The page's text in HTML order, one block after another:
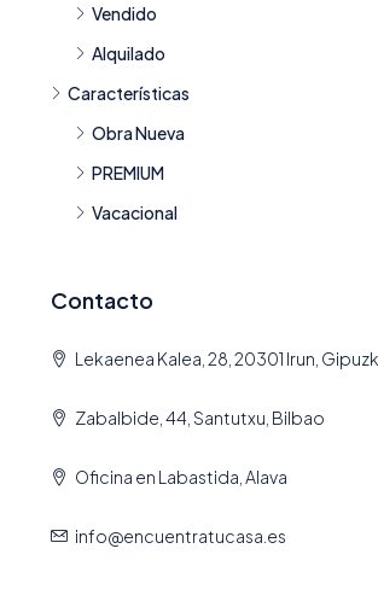
Vendido
Alquilado
Características
Obra Nueva
PREMIUM
Vacacional
Contacto
Lekaenea Kalea, 28, 20301 Irun,
Zabalbide, 44, Santutxu, Bilbao
Oficina en Labastida, Alava
info@encuentratucasa.es